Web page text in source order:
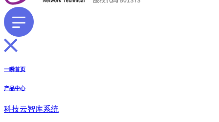
一瞬首页
产品中心
科技云智库系统